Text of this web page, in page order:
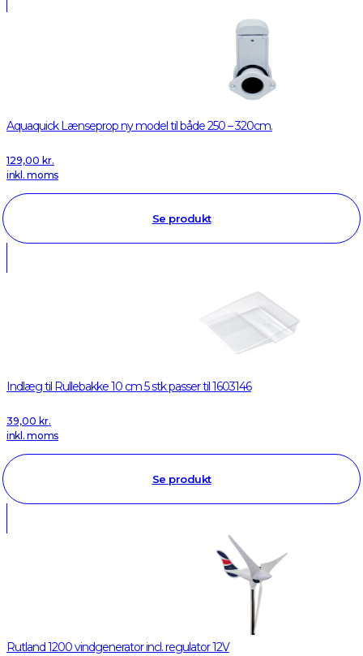
Aquaquick Lænseprop ny model til både 250 – 320cm.
129,00 kr.
inkl. moms
Se produkt
Indlæg til Rullebakke 10 cm 5 stk passer til 1603146
39,00 kr.
inkl. moms
Se produkt
Rutland 1200 vindgenerator incl. regulator 12V